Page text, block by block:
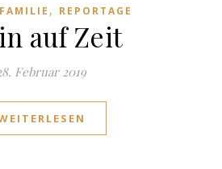
, REPORTAGE
auf Zeit
Februar 2019